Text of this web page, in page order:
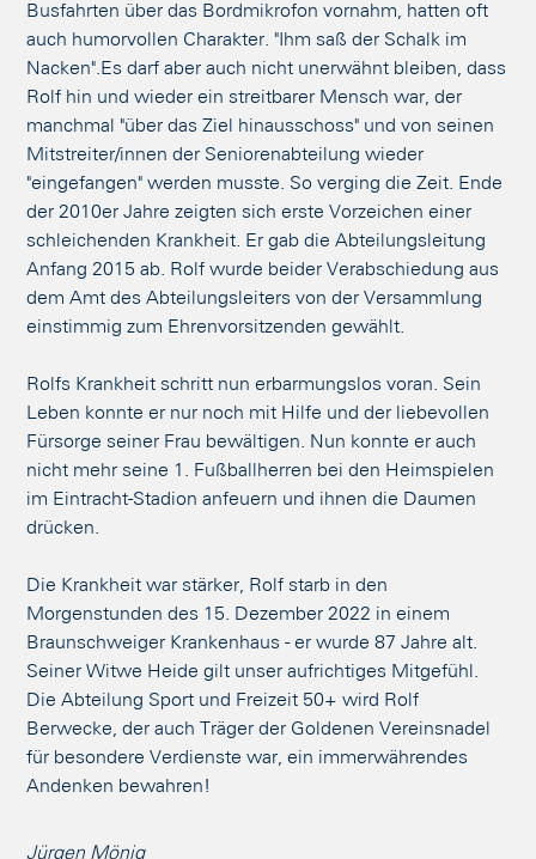
Busfahrten über das Bordmikrofon vornahm, hatten oft
auch humorvollen Charakter. "Ihm saß der Schalk im
Nacken".Es darf aber auch nicht unerwähnt bleiben, dass
Rolf hin und wieder ein streitbarer Mensch war, der
manchmal "über das Ziel hinausschoss" und von seinen
Mitstreiter/innen der Seniorenabteilung wieder
"eingefangen" werden musste. So verging die Zeit. Ende
der 2010er Jahre zeigten sich erste Vorzeichen einer
schleichenden Krankheit. Er gab die Abteilungsleitung
Anfang 2015 ab. Rolf wurde beider Verabschiedung aus
dem Amt des Abteilungsleiters von der Versammlung
einstimmig zum Ehrenvorsitzenden gewählt.
Rolfs Krankheit schritt nun erbarmungslos voran. Sein
Leben konnte er nur noch mit Hilfe und der liebevollen
Fürsorge seiner Frau bewältigen. Nun konnte er auch
nicht mehr seine 1. Fußballherren bei den Heimspielen
im Eintracht-Stadion anfeuern und ihnen die Daumen
drücken.
Die Krankheit war stärker, Rolf starb in den
Morgenstunden des 15. Dezember 2022 in einem
Braunschweiger Krankenhaus - er wurde 87 Jahre alt.
Seiner Witwe Heide gilt unser aufrichtiges Mitgefühl.
Die Abteilung Sport und Freizeit 50+ wird Rolf
Berwecke, der auch Träger der Goldenen Vereinsnadel
für besondere Verdienste war, ein immerwährendes
Andenken bewahren!
Jürgen Mönig